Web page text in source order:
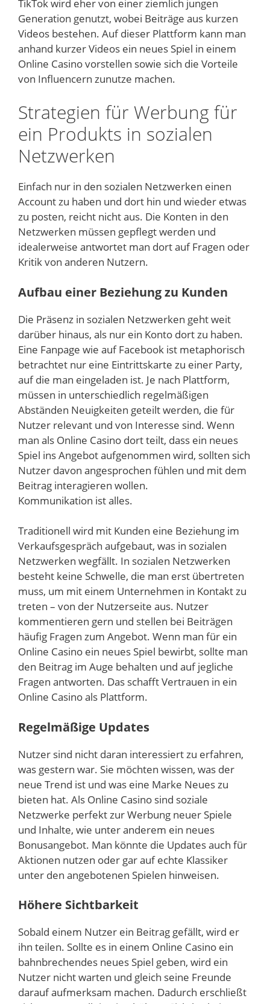
TikTok wird eher von einer ziemlich jungen
Generation genutzt, wobei Beiträge aus kurzen
Videos bestehen. Auf dieser Plattform kann man
anhand kurzer Videos ein neues Spiel in einem
Online Casino vorstellen sowie sich die Vorteile
von Influencern zunutze machen.
Strategien für Werbung für
ein Produkts in sozialen
Netzwerken
Einfach nur in den sozialen Netzwerken einen
Account zu haben und dort hin und wieder etwas
zu posten, reicht nicht aus. Die Konten in den
Netzwerken müssen gepflegt werden und
idealerweise antwortet man dort auf Fragen oder
Kritik von anderen Nutzern.
Aufbau einer Beziehung zu Kunden
Die Präsenz in sozialen Netzwerken geht weit
darüber hinaus, als nur ein Konto dort zu haben.
Eine Fanpage wie auf Facebook ist metaphorisch
betrachtet nur eine Eintrittskarte zu einer Party,
auf die man eingeladen ist. Je nach Plattform,
müssen in unterschiedlich regelmäßigen
Abständen Neuigkeiten geteilt werden, die für
Nutzer relevant und von Interesse sind. Wenn
man als Online Casino dort teilt, dass ein neues
Spiel ins Angebot aufgenommen wird, sollten sich
Nutzer davon angesprochen fühlen und mit dem
Beitrag interagieren wollen.
Kommunikation ist alles.
Traditionell wird mit Kunden eine Beziehung im
Verkaufsgespräch aufgebaut, was in sozialen
Netzwerken wegfällt. In sozialen Netzwerken
besteht keine Schwelle, die man erst übertreten
muss, um mit einem Unternehmen in Kontakt zu
treten – von der Nutzerseite aus. Nutzer
kommentieren gern und stellen bei Beiträgen
häufig Fragen zum Angebot. Wenn man für ein
Online Casino ein neues Spiel bewirbt, sollte man
den Beitrag im Auge behalten und auf jegliche
Fragen antworten. Das schafft Vertrauen in ein
Online Casino als Plattform.
Regelmäßige Updates
Nutzer sind nicht daran interessiert zu erfahren,
was gestern war. Sie möchten wissen, was der
neue Trend ist und was eine Marke Neues zu
bieten hat. Als Online Casino sind soziale
Netzwerke perfekt zur Werbung neuer Spiele
und Inhalte, wie unter anderem ein neues
Bonusangebot. Man könnte die Updates auch für
Aktionen nutzen oder gar auf echte Klassiker
unter den angebotenen Spielen hinweisen.
Höhere Sichtbarkeit
Sobald einem Nutzer ein Beitrag gefällt, wird er
ihn teilen. Sollte es in einem Online Casino ein
bahnbrechendes neues Spiel geben, wird ein
Nutzer nicht warten und gleich seine Freunde
darauf aufmerksam machen. Dadurch erschließt